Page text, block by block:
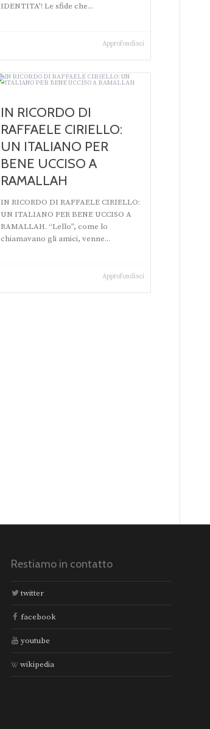
IDENTITA’! Le sfide che...
Approfondisci
IN RICORDO DI
RAFFAELE CIRIELLO:
UN ITALIANO PER
BENE UCCISO A
RAMALLAH
IN RICORDO DI RAFFAELE CIRIELLO:
UN ITALIANO PER BENE UCCISO A
RAMALLAH. “Lello”, come lo
chiamavano gli amici, venne...
Approfondisci
Restiamo in contatto
twitter
facebook
youtube
wikipedia